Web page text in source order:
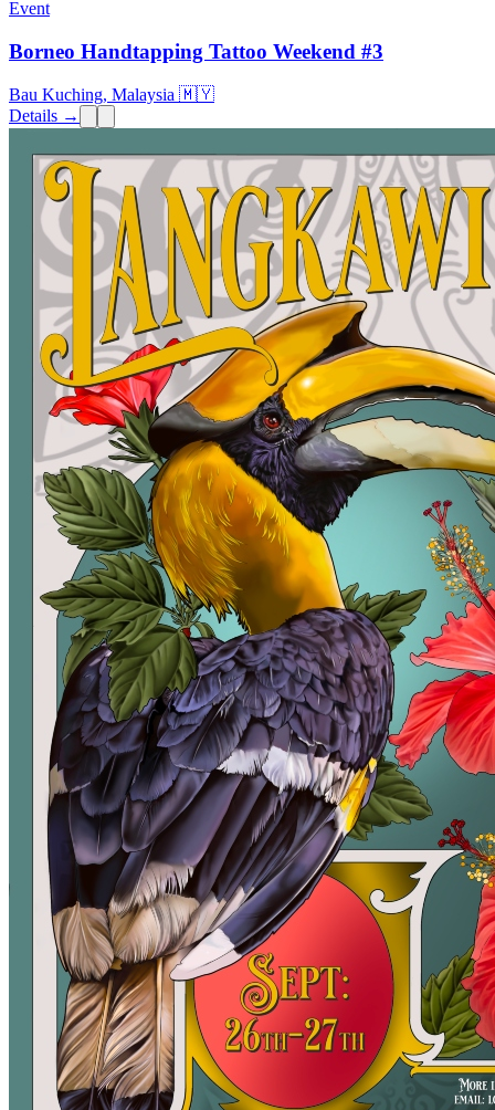
Event
Borneo Handtapping Tattoo Weekend #3
Bau Kuching, Malaysia 🇲🇾
Details →